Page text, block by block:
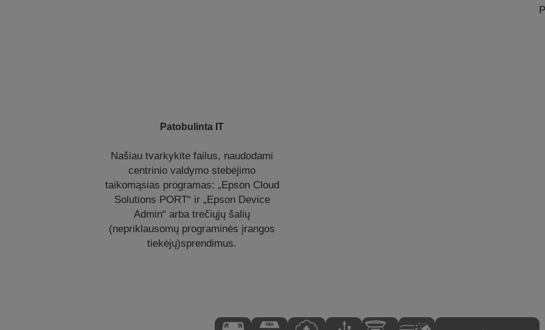
Patobulinta IT
Našiau tvarkykite failus, naudodami
centrinio valdymo stebėjimo
taikomąsias programas: „Epson Cloud
Solutions PORT“ ir „Epson Device
Admin“ arba trečiųjų šalių
(nepriklausomų programinės įrangos
tiekėjų)sprendimus.